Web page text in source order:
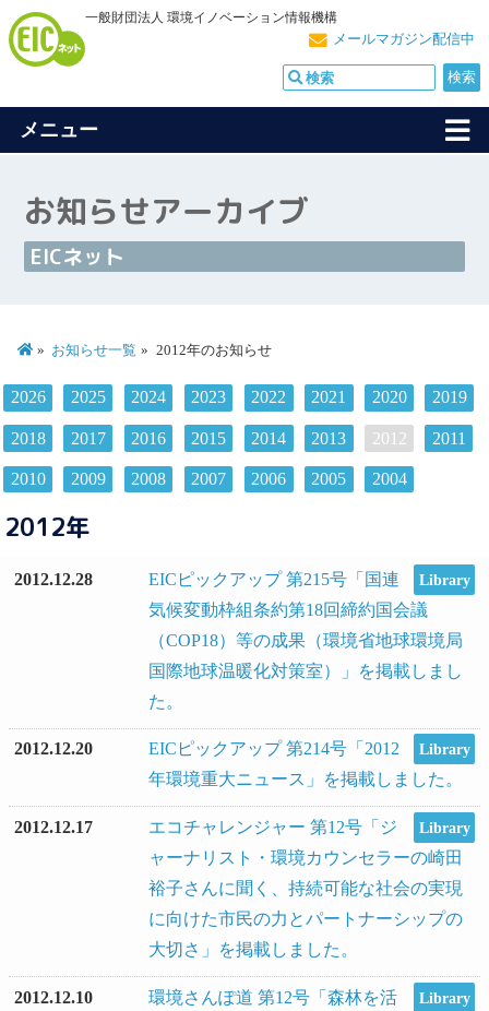
一般財団法人 環境イノベーション情報機構
メールマガジン配信中
メニュー
お知らせアーカイブ
EICネット
お知らせ一覧 2012年のお知らせ
2026 2025 2024 2023 2022 2021 2020 2019
2018 2017 2016 2015 2014 2013 2012 2011
2010 2009 2008 2007 2006 2005 2004
2012年
2012.12.28 Library
EICピックアップ 第215号「国連
気候変動枠組条約第18回締約国会議
（COP18）等の成果（環境省地球環境局
国際地球温暖化対策室）」を掲載しまし
た。
2012.12.20 Library
EICピックアップ 第214号「2012
年環境重大ニュース」を掲載しました。
2012.12.17 Library
エコチャレンジャー 第12号「ジ
ャーナリスト・環境カウンセラーの崎田
裕子さんに聞く、持続可能な社会の実現
に向けた市民の力とパートナーシップの
大切さ」を掲載しました。
2012.12.10 Library
環境さんぽ道 第12号「森林を活